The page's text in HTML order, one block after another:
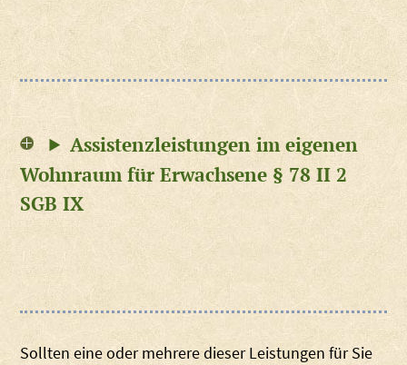
Assistenzleistungen im eigenen
Wohnraum für Erwachsene § 78 II 2
SGB IX
Sollten eine oder mehrere dieser Leistungen für Sie